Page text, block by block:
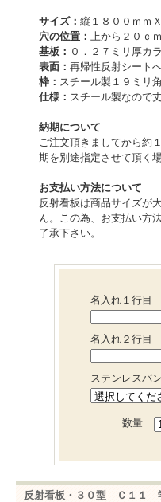
サイズ： 縦１８００ｍｍ
穴の位置： 上から２０ｃ
基板： ０．２７ミリ厚カ
表面： 再帰性反射シート
枠： スチール製１９ミリ
仕様： スチール製なので
納期について
ご注文頂きましてから約
期を別途指定させて頂く
お支払い方法について
反射看板は商品サイズが
ん。この為、お支払い方
了承下さい。
名入れ１行目
名入れ２行目
ステンレスバ
数量
反射看板・３０型 Ｃ１１